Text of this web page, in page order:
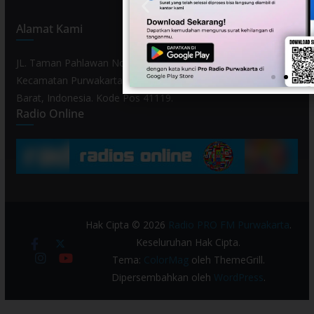
Alamat Kami
JL. Taman Pahlawan No. 80, Kelurahan Purwamekar,
Kecamatan Purwakarta, Kabupaten Purwakarta, Provinsi Jawa
Barat, Indonesia. Kode Pos 41119.
Radio Online
Hak Cipta © 2026 Radio PRO FM Purwakarta.
Keseluruhan Hak Cipta.
Tema: ColorMagoleh ThemeGrill.
Dipersembahkan oleh WordPress .